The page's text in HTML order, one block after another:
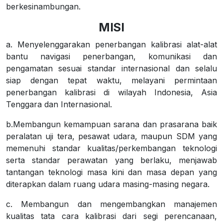
berkesinambungan.
MISI
a. Menyelenggarakan penerbangan kalibrasi alat-alat
bantu navigasi penerbangan, komunikasi dan
pengamatan sesuai standar internasional dan selalu
siap dengan tepat waktu, melayani permintaan
penerbangan kalibrasi di wilayah Indonesia, Asia
Tenggara dan Internasional.
b.Membangun kemampuan sarana dan prasarana baik
peralatan uji tera, pesawat udara, maupun SDM yang
memenuhi standar kualitas/perkembangan teknologi
serta standar perawatan yang berlaku, menjawab
tantangan teknologi masa kini dan masa depan yang
diterapkan dalam ruang udara masing-masing negara.
c. Membangun dan mengembangkan manajemen
kualitas tata cara kalibrasi dari segi perencanaan,